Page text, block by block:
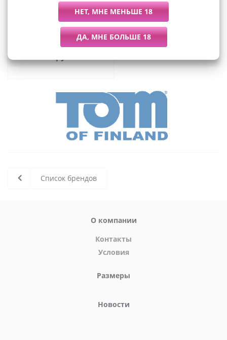
Огромный ребристый
анальный вибратор Tom
of Finland, 24х5 см
(чёрный)
Список брендов
О компании
Контакты
Условия
Размеры
Новости